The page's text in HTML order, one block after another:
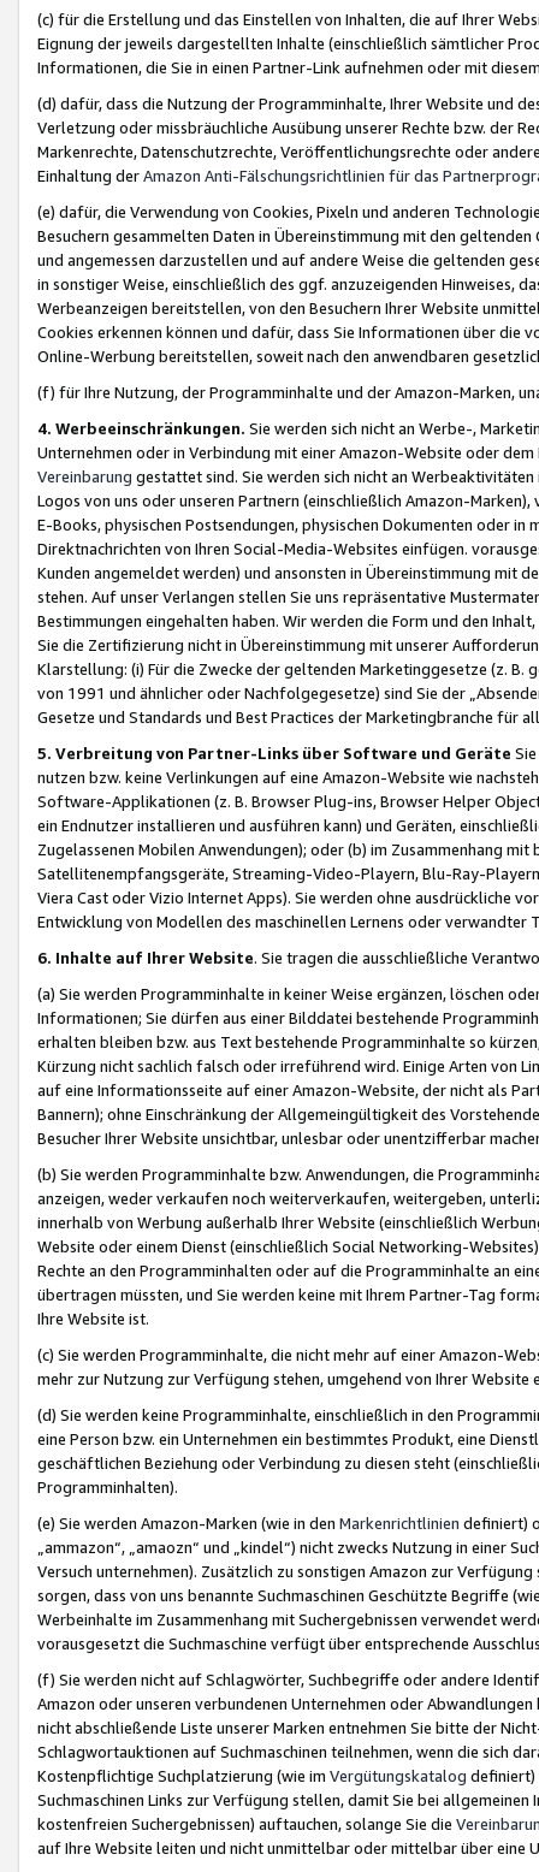
(c) für die Erstellung und das Einstellen von Inhalten, die auf Ihrer
Eignung der jeweils dargestellten Inhalte (einschließlich sämtlicher
Informationen, die Sie in einen Partner-Link aufnehmen oder mit
(d) dafür, dass die Nutzung der Programminhalte, Ihrer Website und
Verletzung oder missbräuchliche Ausübung unserer Rechte bzw. der
Markenrechte, Datenschutzrechte, Veröffentlichungsrechte oder
Einhaltung derAmazon Anti-Fälschungsrichtlinien für das
(e) dafür, die Verwendung von Cookies, Pixeln und anderen
Besuchern gesammelten Daten in Übereinstimmung mit den
und angemessen darzustellen und auf andere Weise die geltenden
in sonstiger Weise, einschließlich des ggf. anzuzeigenden Hinweises,
Werbeanzeigen bereitstellen, von den Besuchern Ihrer Website
Cookies erkennen können und dafür, dass Sie Informationen über die
Online-Werbung bereitstellen, soweit nach den anwendbaren
(f) für Ihre Nutzung, der Programminhalte und der Amazon-Marken,
4. Werbeeinschränkungen. Sie werden sich nicht an Werbe-,
Unternehmen oder in Verbindung mit einer Amazon-Website oder
Vereinbarung gestattet sind. Sie werden sich nicht an
Logos von uns oder unseren Partnern (einschließlich Amazon-
E-Books, physischen Postsendungen, physischen Dokumenten oder in
Direktnachrichten von Ihren Social-Media-Websites einfügen.
Kunden angemeldet werden) und ansonsten in Übereinstimmung mit
stehen. Auf unser Verlangen stellen Sie uns repräsentative
Bestimmungen eingehalten haben. Wir werden die Form und den
Sie die Zertifizierung nicht in Übereinstimmung mit unserer
Klarstellung: (i) Für die Zwecke der geltenden Marketinggesetze (z. B.
von 1991 und ähnlicher oder Nachfolgegesetze) sind Sie der
Gesetze und Standards und Best Practices der Marketingbranche für
5. Verbreitung von Partner-Links über Software und Geräte
nutzen bzw. keine Verlinkungen auf eine Amazon-Website wie
Software-Applikationen (z. B. Browser Plug-ins, Browser Helper
ein Endnutzer installieren und ausführen kann) und Geräten,
Zugelassenen Mobilen Anwendungen); oder (b) im Zusammenhang
Satellitenempfangsgeräte, Streaming-Video-Playern, Blu-Ray-
Viera Cast oder Vizio Internet Apps). Sie werden ohne ausdrückliche
Entwicklung von Modellen des maschinellen Lernens oder
6. Inhalte auf Ihrer Website. Sie tragen die ausschließliche
(a) Sie werden Programminhalte in keiner Weise ergänzen, löschen
Informationen; Sie dürfen aus einer Bilddatei bestehende
erhalten bleiben bzw. aus Text bestehende Programminhalte so
Kürzung nicht sachlich falsch oder irreführend wird. Einige Arten von
auf eine Informationsseite auf einer Amazon-Website, der nicht als
Bannern); ohne Einschränkung der Allgemeingültigkeit des
Besucher Ihrer Website unsichtbar, unlesbar oder unentzifferbar
(b) Sie werden Programminhalte bzw. Anwendungen, die
anzeigen, weder verkaufen noch weiterverkaufen, weitergeben,
innerhalb von Werbung außerhalb Ihrer Website (einschließlich
Website oder einem Dienst (einschließlich Social Networking-
Rechte an den Programminhalten oder auf die Programminhalte an
übertragen müssten, und Sie werden keine mit Ihrem Partner-Tag
Ihre Website ist.
(c) Sie werden Programminhalte, die nicht mehr auf einer Amazon-
mehr zur Nutzung zur Verfügung stehen, umgehend von Ihrer
(d) Sie werden keine Programminhalte, einschließlich in den
eine Person bzw. ein Unternehmen ein bestimmtes Produkt, eine
geschäftlichen Beziehung oder Verbindung zu diesen steht
Programminhalten).
(e) Sie werden Amazon-Marken (wie in den Markenrichtlinien definiert)
„ammazon“, „amaozn“ und „kindel“) nicht zwecks Nutzung in einer
Versuch unternehmen). Zusätzlich zu sonstigen Amazon zur
sorgen, dass von uns benannte Suchmaschinen Geschützte Begriffe
Werbeinhalte im Zusammenhang mit Suchergebnissen verwendet
vorausgesetzt die Suchmaschine verfügt über entsprechende
(f) Sie werden nicht auf Schlagwörter, Suchbegriffe oder andere
Amazon oder unseren verbundenen Unternehmen oder
nicht abschließende Liste unserer Marken entnehmen Sie bitte der
Schlagwortauktionen auf Suchmaschinen teilnehmen, wenn die sich
Kostenpflichtige Suchplatzierung (wie im Vergütungskatalog definiert)
Suchmaschinen Links zur Verfügung stellen, damit Sie bei
kostenfreien Suchergebnissen) auftauchen, solange Sie die
auf Ihre Website leiten und nicht unmittelbar oder mittelbar über eine